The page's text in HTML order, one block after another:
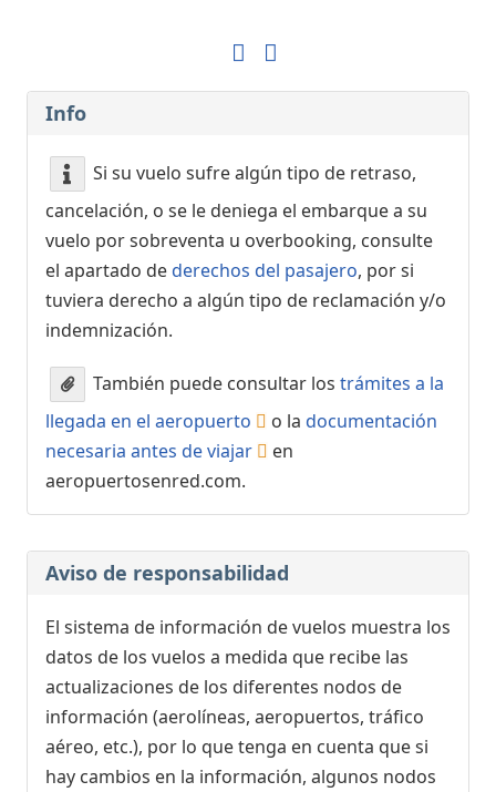
Info
Si su vuelo sufre algún tipo de retraso,
cancelación, o se le deniega el embarque a su
vuelo por sobreventa u overbooking, consulte
el apartado dederechos del pasajero, por si
tuviera derecho a algún tipo de reclamación y/o
indemnización.
También puede consultar los trámites a la
llegada en el aeropuerto
o la documentación
necesaria antes de viajar
en
aeropuertosenred.com.
Aviso de responsabilidad
El sistema de información de vuelos muestra los
datos de los vuelos a medida que recibe las
actualizaciones de los diferentes nodos de
información (aerolíneas, aeropuertos, tráfico
aéreo, etc.), por lo que tenga en cuenta que si
hay cambios en la información, algunos nodos